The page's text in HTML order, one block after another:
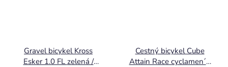
Gravel bicykel Kross
Esker 1.0 FL zelená /
Cestný bicykel Cube
Attain Race cyclamen´n